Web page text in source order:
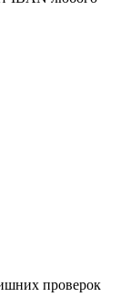
проверок